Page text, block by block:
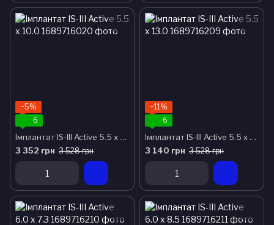
−5%
6
Імплантат IS-III Active 5.5 x 10.0
3 352 грн 3 528 грн
−11%
6
Імплантат IS-III Active 5.5 x 13.0
3 140 грн 3 528 грн